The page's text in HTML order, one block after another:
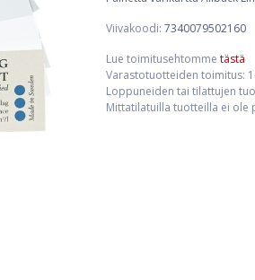
Viivakoodi: 7340079502160
Lue toimitusehtomme tästä
Varastotuotteiden toimitus:
Loppuneiden tai tilattujen
Mittatilatuilla tuotteilla ei ole